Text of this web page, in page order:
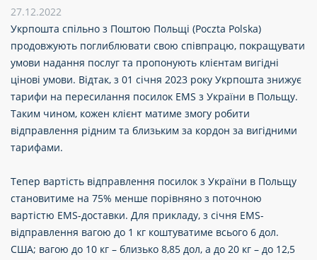
Кар’єра
Для бізнесу
27.12.2022
Укрпошта спільно з Поштою Польщі (Poczta Polska)
продовжують поглиблювати свою співпрацю, покращувати
умови надання послуг та пропонують клієнтам вигідні
цінові умови. Відтак, з 01 січня 2023 року Укрпошта знижує
тарифи на пересилання посилок EMS з України в Польщу.
Таким чином, кожен клієнт матиме змогу робити
відправлення рідним та близьким за кордон за вигідними
тарифами.
Тепер вартість відправлення посилок з України в Польщу
становитиме на 75% менше порівняно з поточною
вартістю EMS-доставки. Для прикладу, з січня EMS-
відправлення вагою до 1 кг коштуватиме всього 6 дол.
США; вагою до 10 кг – близько 8,85 дол, а до 20 кг – до 12,5